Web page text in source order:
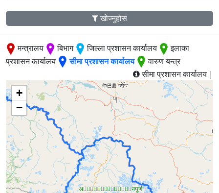
खोज्नुहोस
मन्त्रालय बिभाग जिल्ला प्रशासन कार्यालय
इलाका
प्रशासन कार्यालय
सीमा प्रशासन कार्यालय
वारुण यन्त्र
सीमा प्रशासन कार्यालय |
+
−